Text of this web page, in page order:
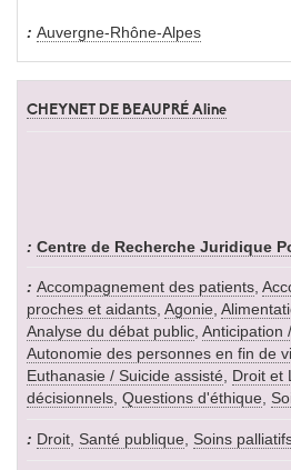
Auvergne-Rhône-Alpes
CHEYNET DE BEAUPRÉ Aline
Centre de Recherche Juridique
Accompagnement des patients
proches et aidants Agonie
Analyse du débat public Anticipation
Autonomie des personnes en fin de
Euthanasie / Suicide assisté
Droit et
décisionnels Questions d'éthique
Droit Santé publique Soins